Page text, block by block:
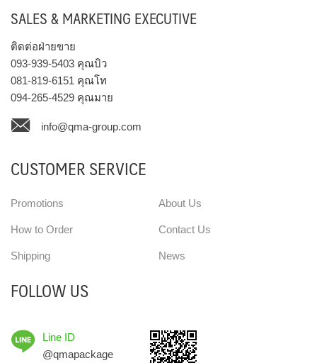
SALES & MARKETING EXECUTIVE
ติดต่อฝ่ายขาย
093-939-5403 คุณบิว
081-819-6151 คุณโท
094-265-4529 คุณมาย
info@qma-group.com
CUSTOMER SERVICE
Promotions
How to Order
Shipping
About Us
Contact Us
News
FOLLOW US
Line ID
@qmapackage